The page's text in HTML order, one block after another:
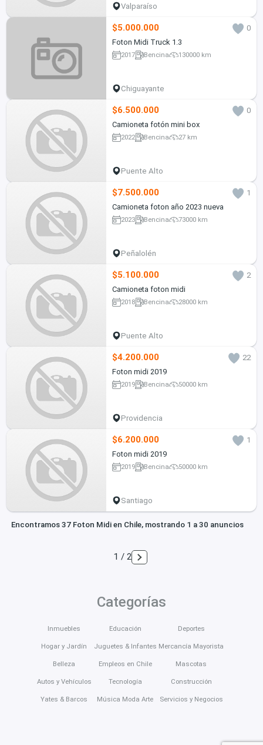
Valparaíso
$5.000.000
0
Foton Midi Truck 1.3
2017 Bencina 130000 km
Chiguayante
$6.500.000
0
Camioneta fotón mini box
2022 Bencina 27 km
Puente Alto
$7.500.000
1
Camioneta foton año 2023 nueva
2023 Bencina 73000 km
Peñalolén
$5.100.000
2
Camioneta foton midi
2018 Bencina 28000 km
Puente Alto
$4.200.000
22
Foton midi 2019
2019 Bencina 50000 km
Providencia
$6.200.000
1
Foton midi 2019
2019 Bencina 50000 km
Santiago
Encontramos 37 Foton Midi en Chile, mostrando 1 a 30 anuncios
1 / 2
Categorías
Inmuebles
Hogar y Jardín
Belleza
Autos y Vehículos
Yates & Barcos
Educación
Juguetes & Infantes
Empleos en Chile
Tecnología
Música Moda Arte
Deportes
Mercancía Mayorista
Mascotas
Construcción
Servicios y Negocios